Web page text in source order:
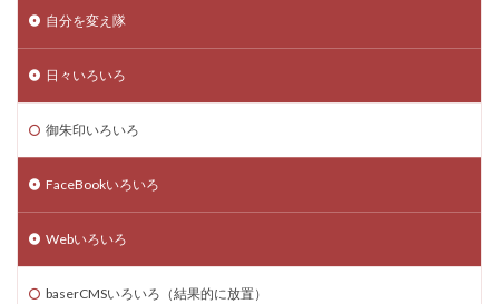
自分を変え隊
日々いろいろ
御朱印いろいろ
FaceBookいろいろ
Webいろいろ
baserCMSいろいろ（結果的に放置）
Theme
大吉
google meet
Chrome
Mac 初詣 skype
twitter
モバイルフレンドリー
検索